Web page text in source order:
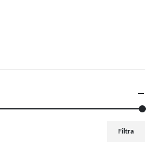
Filtra